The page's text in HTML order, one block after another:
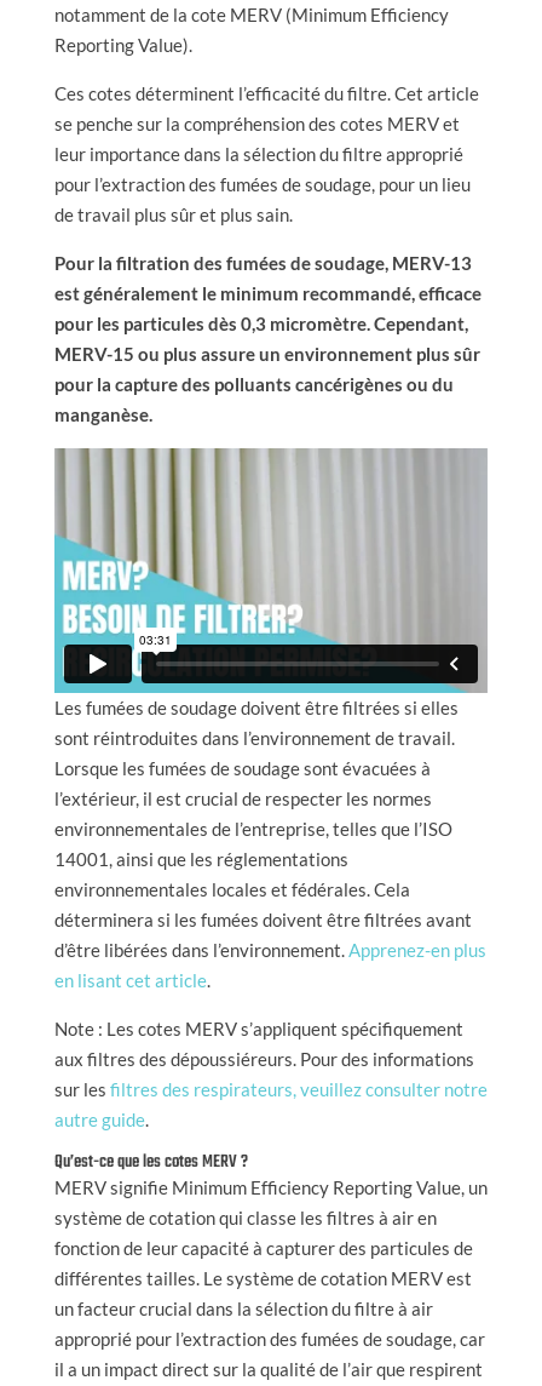
notamment de la cote MERV (Minimum Efficiency
Reporting Value).
Ces cotes déterminent l’efficacité du filtre. Cet article
se penche sur la compréhension des cotes MERV et
leur importance dans la sélection du filtre approprié
pour l’extraction des fumées de soudage, pour un lieu
de travail plus sûr et plus sain.
Pour la filtration des fumées de soudage, MERV-13
est généralement le minimum recommandé, efficace
pour les particules dès 0,3 micromètre. Cependant,
MERV-15 ou plus assure un environnement plus sûr
pour la capture des polluants cancérigènes ou du
manganèse.
Les fumées de soudage doivent être filtrées si elles
sont réintroduites dans l’environnement de travail.
Lorsque les fumées de soudage sont évacuées à
l’extérieur, il est crucial de respecter les normes
environnementales de l’entreprise, telles que l’ISO
14001, ainsi que les réglementations
environnementales locales et fédérales. Cela
déterminera si les fumées doivent être filtrées avant
d’être libérées dans l’environnement.Apprenez-en plus
en lisant cet article.
Note : Les cotes MERV s’appliquent spécifiquement
aux filtres des dépoussiéreurs. Pour des informations
sur les filtres des respirateurs, veuillez consulter notre
autre guide.
Qu’est-ce que les cotes MERV ?
MERV signifie Minimum Efficiency Reporting Value, un
système de cotation qui classe les filtres à air en
fonction de leur capacité à capturer des particules de
différentes tailles. Le système de cotation MERV est
un facteur crucial dans la sélection du filtre à air
approprié pour l’extraction des fumées de soudage, car
il a un impact direct sur la qualité de l’air que respirent